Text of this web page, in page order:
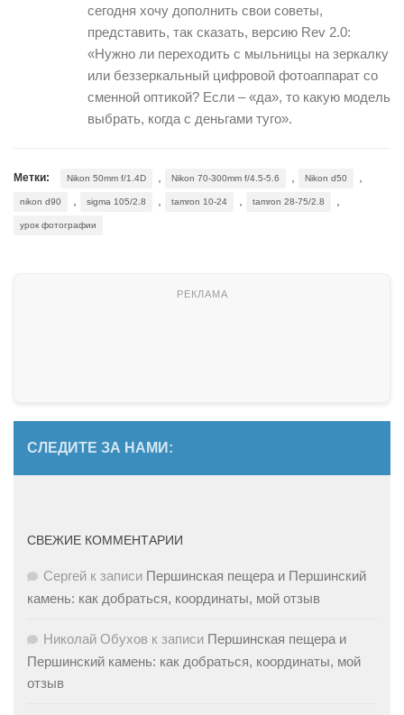
сегодня хочу дополнить свои советы,
представить, так сказать, версию Rev 2.0:
«Нужно ли переходить с мыльницы на зеркалку
или беззеркальный цифровой фотоаппарат со
сменной оптикой? Если – «да», то какую модель
выбрать, когда с деньгами туго».
Метки: Nikon 50mm f/1.4D , Nikon 70-300mm f/4.5-5.6 , Nikon d50 ,
nikon d90 , sigma 105/2.8 , tamron 10-24 , tamron 28-75/2.8 ,
урок фотографии
СЛЕДИТЕ ЗА НАМИ:
СВЕЖИЕ КОММЕНТАРИИ
Сергей к записи Першинская пещера и Першинский
камень: как добраться, координаты, мой отзыв
Николай Обухов к записи Першинская пещера и
Першинский камень: как добраться, координаты, мой
отзыв